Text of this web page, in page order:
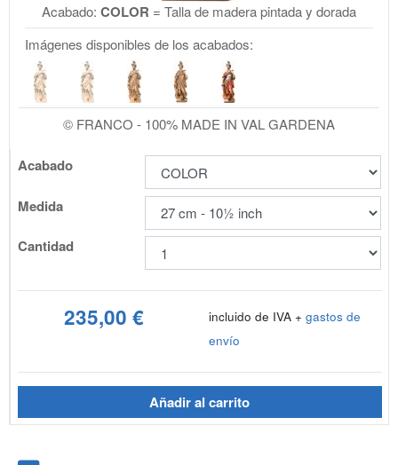
Acabado: COLOR = Talla de madera pintada y dorada
Imágenes disponibles de los acabados:
© FRANCO - 100% MADE IN VAL GARDENA
Acabado
Medida
Cantidad
235,00 € incluido de IVA + gastos de
envío
Añadir al carrito